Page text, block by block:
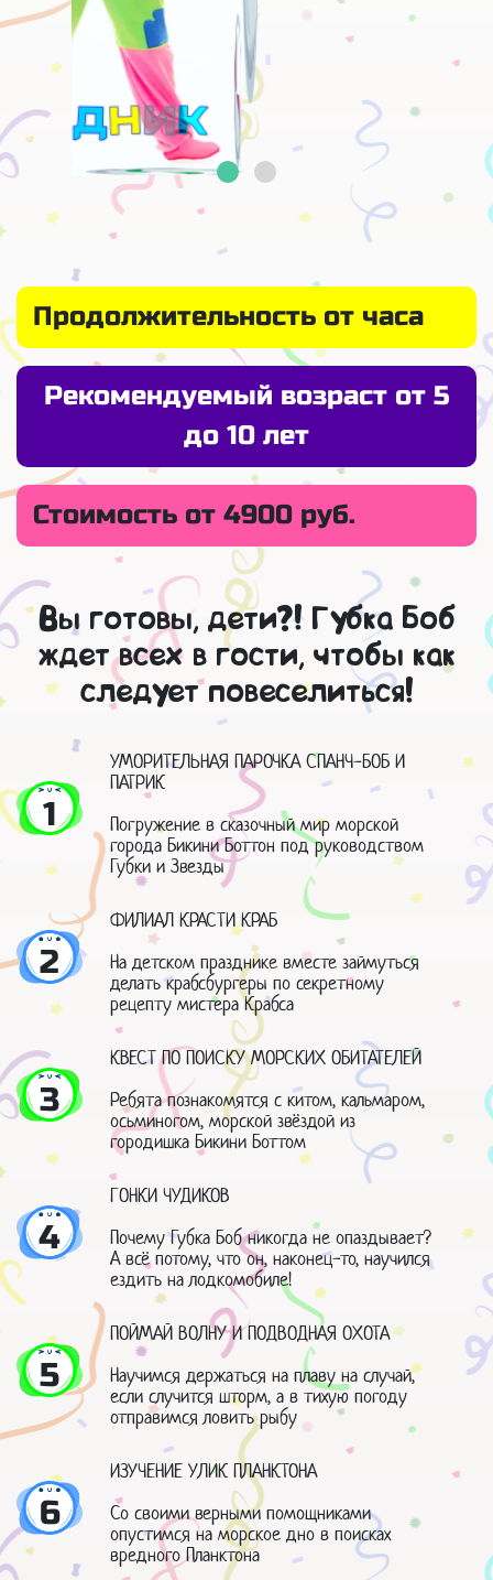
Продолжительность от часа
Рекомендуемый возраст от 5
до 10 лет
Стоимость от 4900 руб.
Вы готовы, дети?! Губка Боб
ждет всех в гости, чтобы как
следует повеселиться!
1
УМОРИТЕЛЬНАЯ ПАРОЧКА СПАНЧ-БОБ И
ПАТРИК
Погружение в сказочный мир морской
города Бикини Боттон под руководством
Губки и Звезды
2
ФИЛИАЛ КРАСТИ КРАБ
На детском празднике вместе займуться
делать крабсбургеры по секретному
рецепту мистера Крабса
3
КВЕСТ ПО ПОИСКУ МОРСКИХ ОБИТАТЕЛЕЙ
Ребята познакомятся с китом, кальмаром,
осьминогом, морской звёздой из
городишка Бикини Боттом
4
ГОНКИ ЧУДИКОВ
Почему Губка Боб никогда не опаздывает?
А всё потому, что он, наконец-то, научился
ездить на лодкомобиле!
5
ПОЙМАЙ ВОЛНУ И ПОДВОДНАЯ ОХОТА
Научимся держаться на плаву на случай,
если случится шторм, а в тихую погоду
отправимся ловить рыбу
6
ИЗУЧЕНИЕ УЛИК ПЛАНКТОНА
Со своими верными помощниками
опустимся на морское дно в поисках
вредного Планктона